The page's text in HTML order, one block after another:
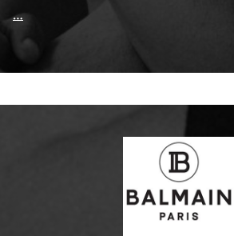
…